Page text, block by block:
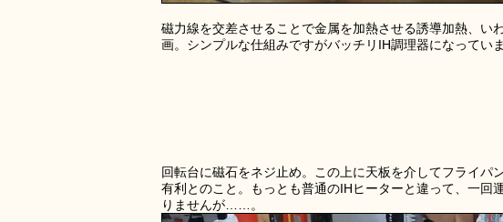
磁力線を交差させることで金属を加熱させる誘導加熱、い
画。シンプルな仕組みですがバッチリIH調理器になっていま
回転台に磁石をネジ止め。この上に天板を介してフライ
有利とのこと。もっとも普通のIHヒーターと違って、一回
りませんが……。